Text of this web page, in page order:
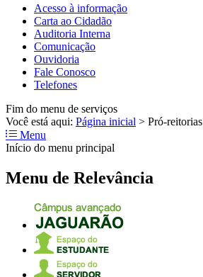
Acesso à informação
Carta ao Cidadão
Auditoria Interna
Comunicação
Ouvidoria
Fale Conosco
Telefones
Fim do menu de serviços
Você está aqui: Página inicial > Pró-reitorias
Menu
Início do menu principal
Menu de Relevância